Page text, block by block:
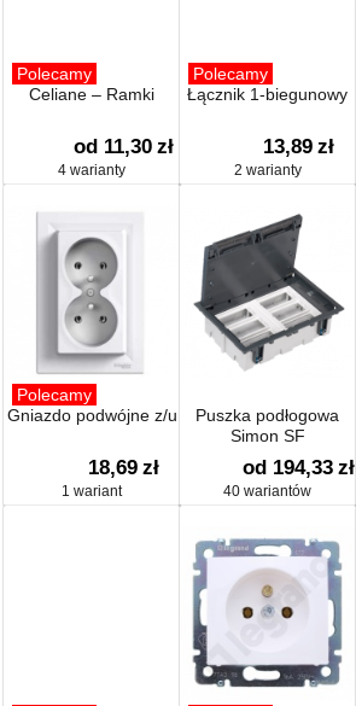
Polecamy
Celiane – Ramki
od 11,30 zł
4 warianty
Polecamy
Łącznik 1-biegunowy
13,89 zł
2 warianty
Polecamy
Gniazdo podwójne z/u
18,69 zł
1 wariant
Puszka podłogowa
Simon SF
od 194,33 zł
40 wariantów